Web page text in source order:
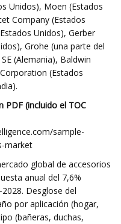
Unidos), Moen (Estados
Company (Estados
Unidos), Gerber
Grohe (una parte del
(Alemania), Baldwin
(Estados
PDF (incluido el TOC
sample-
market
global de accesorios
anual del 7,6%
Desglose del
por aplicación (hogar,
(bañeras, duchas,